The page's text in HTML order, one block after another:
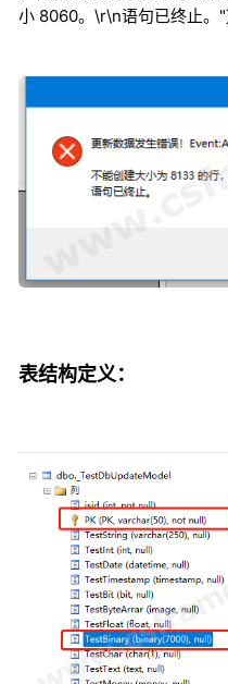
小 8060。\r\n语句已终止。
表结构定义：